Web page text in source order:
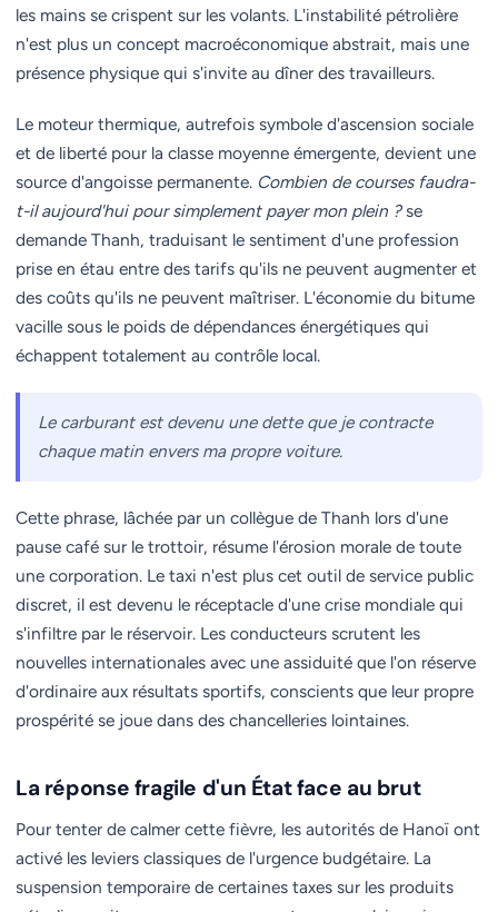
les mains se crispent sur les volants. L'instabilité pétrolière
n'est plus un concept macroéconomique abstrait, mais une
présence physique qui s'invite au dîner des travailleurs.
Le moteur thermique, autrefois symbole d'ascension sociale
et de liberté pour la classe moyenne émergente, devient une
source d'angoisse permanente. Combien de courses faudra-
t-il aujourd'hui pour simplement payer mon plein ?se
demande Thanh, traduisant le sentiment d'une profession
prise en étau entre des tarifs qu'ils ne peuvent augmenter et
des coûts qu'ils ne peuvent maîtriser. L'économie du bitume
vacille sous le poids de dépendances énergétiques qui
échappent totalement au contrôle local.
Le carburant est devenu une dette que je contracte
chaque matin envers ma propre voiture.
Cette phrase, lâchée par un collègue de Thanh lors d'une
pause café sur le trottoir, résume l'érosion morale de toute
une corporation. Le taxi n'est plus cet outil de service public
discret, il est devenu le réceptacle d'une crise mondiale qui
s'infiltre par le réservoir. Les conducteurs scrutent les
nouvelles internationales avec une assiduité que l'on réserve
d'ordinaire aux résultats sportifs, conscients que leur propre
prospérité se joue dans des chancelleries lointaines.
La réponse fragile d'un État face au brut
Pour tenter de calmer cette fièvre, les autorités de Hanoï ont
activé les leviers classiques de l'urgence budgétaire. La
suspension temporaire de certaines taxes sur les produits